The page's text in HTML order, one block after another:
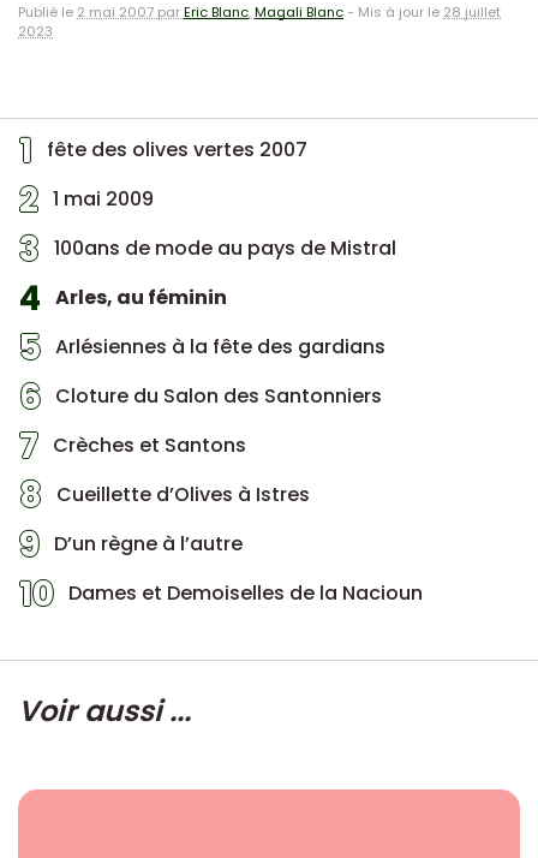
1 fête des olives vertes 2007
2 1 mai 2009
3 100ans de mode au pays de Mistral
4 Arles, au féminin
5 Arlésiennes à la fête des gardians
6 Cloture du Salon des Santonniers
7 Crèches et Santons
8 Cueillette d’Olives à Istres
9 D’un règne à l’autre
10 Dames et Demoiselles de la Nacioun
Publié le 2 mai 2007 parEric Blanc,Magali Blanc- Mis à jour le 28 juillet
2023
Voir aussi ...